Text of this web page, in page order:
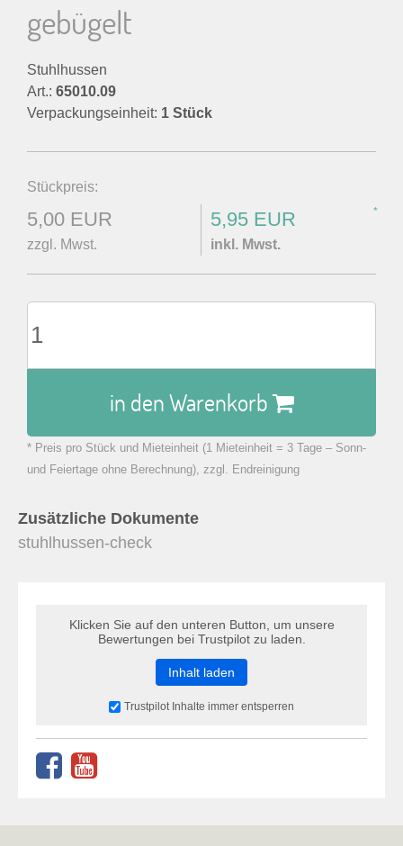
gebügelt
Stuhlhussen
Art.: 65010.09
Verpackungseinheit: 1 Stück
Stückpreis:
5,00 EUR
zzgl. Mwst.
5,95 EUR *
inkl. Mwst.
in den Warenkorb
zu Warenkorb hinzugefügt.
* Preis pro Stück und Mieteinheit (1 Mieteinheit = 3 Tage – Sonn-
und Feiertage ohne Berechnung), zzgl. Endreinigung
Zusätzliche Dokumente
stuhlhussen-check
Klicken Sie auf den unteren Button, um unsere
Bewertungen bei Trustpilot zu laden.
Inhalt laden
Trustpilot Inhalte immer entsperren